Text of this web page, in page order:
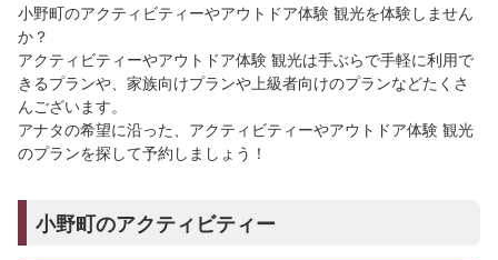
小野町のアクティビティーやアウトドア体験 観光を体験しません
か？
アクティビティーやアウトドア体験 観光は手ぶらで手軽に利用で
きるプランや、家族向けプランや上級者向けのプランなどたくさ
んございます。
アナタの希望に沿った、アクティビティーやアウトドア体験 観光
のプランを探して予約しましょう！
小野町のアクティビティー